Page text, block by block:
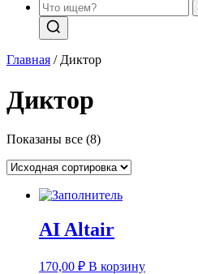
Главная / Диктор
Диктор
Показаны все (8)
AI Altair
170,00 ₽ В корзину